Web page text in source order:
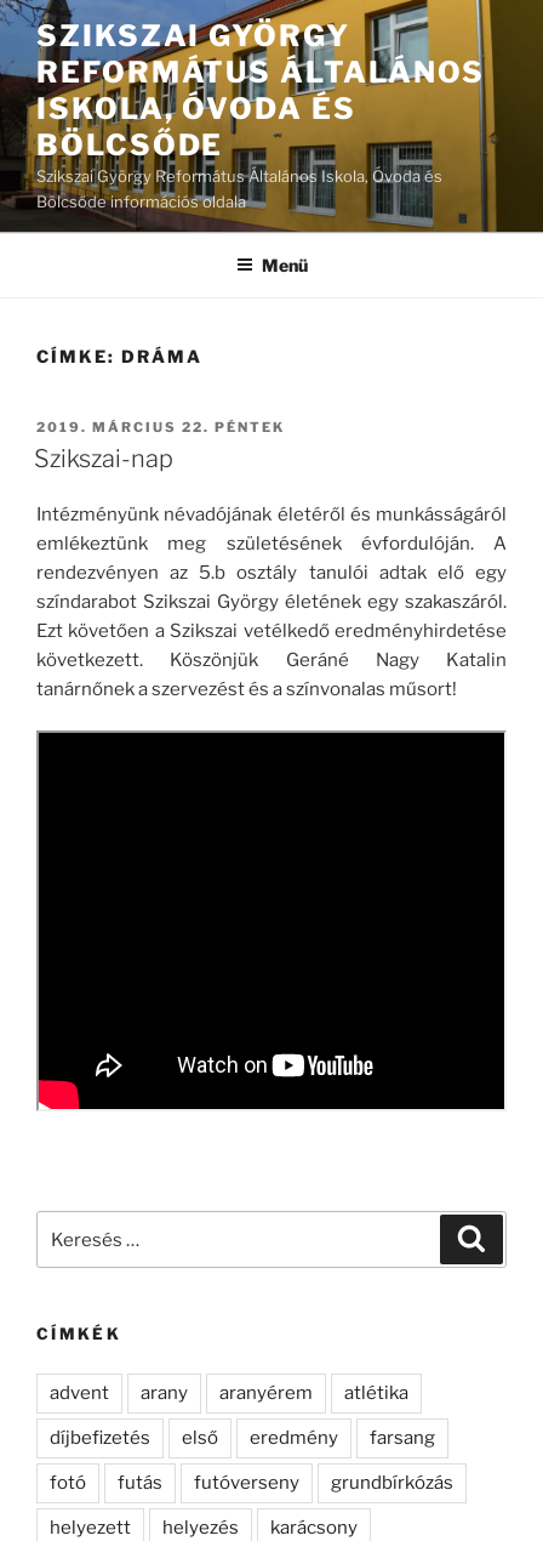
Tartalomhoz
SZIKSZAI GYÖRGY
REFORMÁTUS ÁLTALÁNOS
ISKOLA, ÓVODA ÉS
BÖLCSŐDE
Szikszai György Református Általános Iskola, Óvoda és
Bölcsőde információs oldala
Menü
CÍMKE: DRÁMA
BEKÜLDVE:
2019. MÁRCIUS 22. PÉNTEK
Szikszai-nap
Intézményünk névadójának életéről és munkásságáról
emlékeztünk meg születésének évfordulóján. A
rendezvényen az 5.b osztály tanulói adtak elő egy
színdarabot Szikszai György életének egy szakaszáról.
Ezt követően a Szikszai vetélkedő eredményhirdetése
következett. Köszönjük Geráné Nagy Katalin
tanárnőnek a szervezést és a színvonalas műsort!
CÍMKÉK
advent arany aranyérem atlétika
díjbefizetés első eredmény farsang
fotó futás futóverseny grundbírkózás
helyezett helyezés karácsony